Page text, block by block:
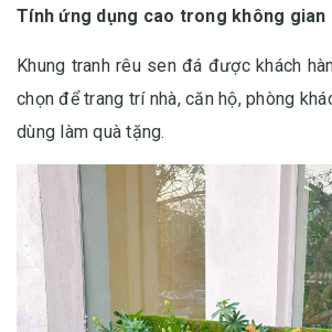
Tính ứng dụng cao trong không gian
Khung tranh rêu sen đá được khách
chọn để trang trí nhà, căn hộ, phòng
dùng làm quà tặng.